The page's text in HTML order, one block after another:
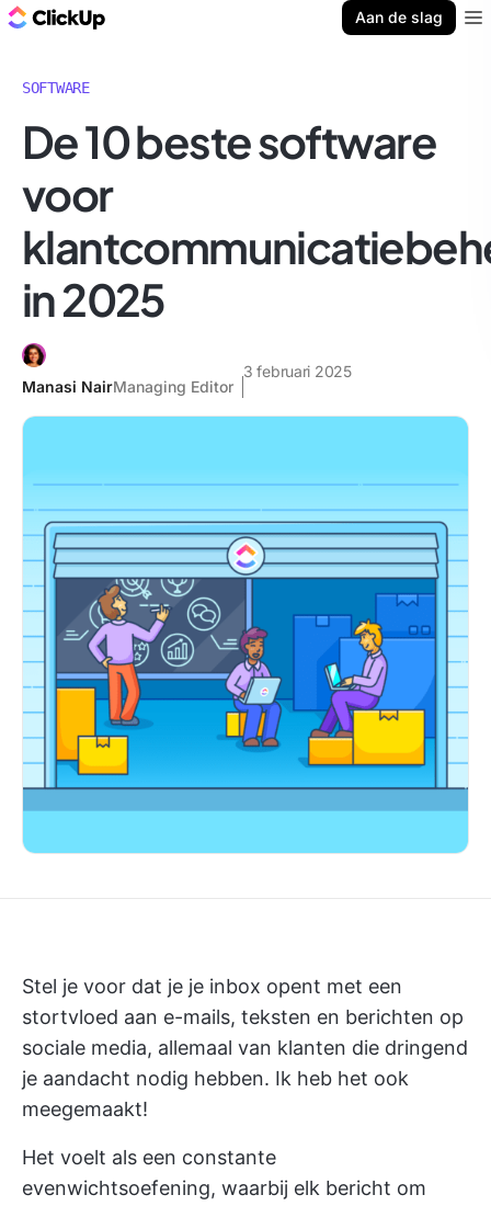
Aan de slag
SOFTWARE
De 10 beste software
voor
in 2025
Manasi NairManaging Editor
3 februari 2025
Stel je voor dat je je inbox opent met een
stortvloed aan e-mails, teksten en berichten op
sociale media, allemaal van klanten die dringend
je aandacht nodig hebben. Ik heb het ook
meegemaakt!
Het voelt als een constante
evenwichtsoefening, waarbij elk bericht om